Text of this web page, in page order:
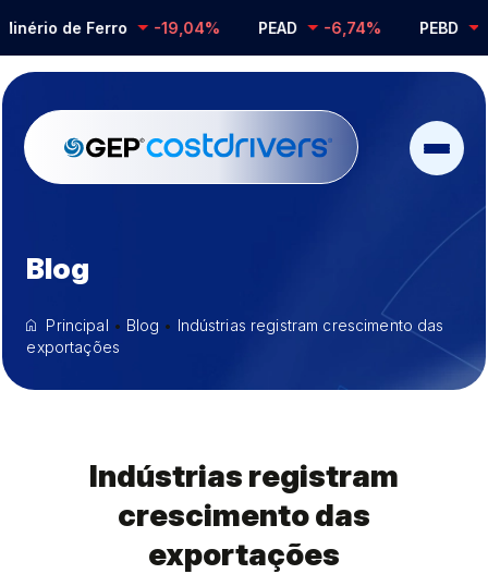
de Ferro -19,04% PEAD -6,74% PEBD -
Blog
Principal • Blog • Indústrias registram crescimento das
exportações
Indústrias registram
crescimento das
exportações